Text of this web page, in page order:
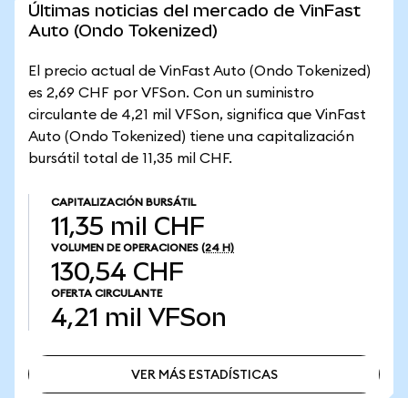
Últimas noticias del mercado de VinFast
Auto (Ondo Tokenized)
El precio actual de VinFast Auto (Ondo Tokenized)
es 2,69 CHF por VFSon. Con un suministro
circulante de 4,21 mil VFSon, significa que VinFast
Auto (Ondo Tokenized) tiene una capitalización
bursátil total de 11,35 mil CHF.
CAPITALIZACIÓN BURSÁTIL
11,35 mil CHF
VOLUMEN DE OPERACIONES (24 H)
130,54 CHF
OFERTA CIRCULANTE
4,21 mil VFSon
VER MÁS ESTADÍSTICAS